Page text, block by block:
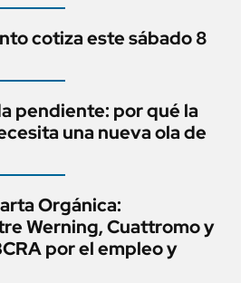
cotiza este sábado 8
pendiente: por qué la
una nueva ola de
Orgánica:
Werning, Cuattromo y
por el empleo y